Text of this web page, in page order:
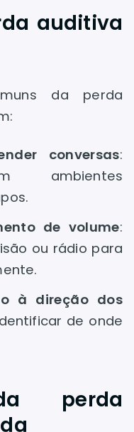
auditiva
da perda
conversas:
ambientes
de volume:
ou rádio para
à direção dos
de onde
perda